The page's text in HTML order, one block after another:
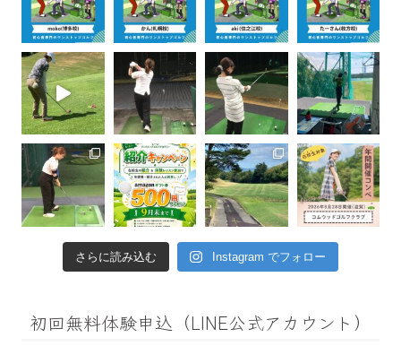
さらに読み込む Instagram でフォロー
初回無料体験申込（LINE公式アカウント）